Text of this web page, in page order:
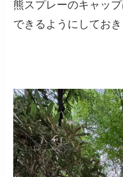
熊スプレーのキャッ
できるようにしておき